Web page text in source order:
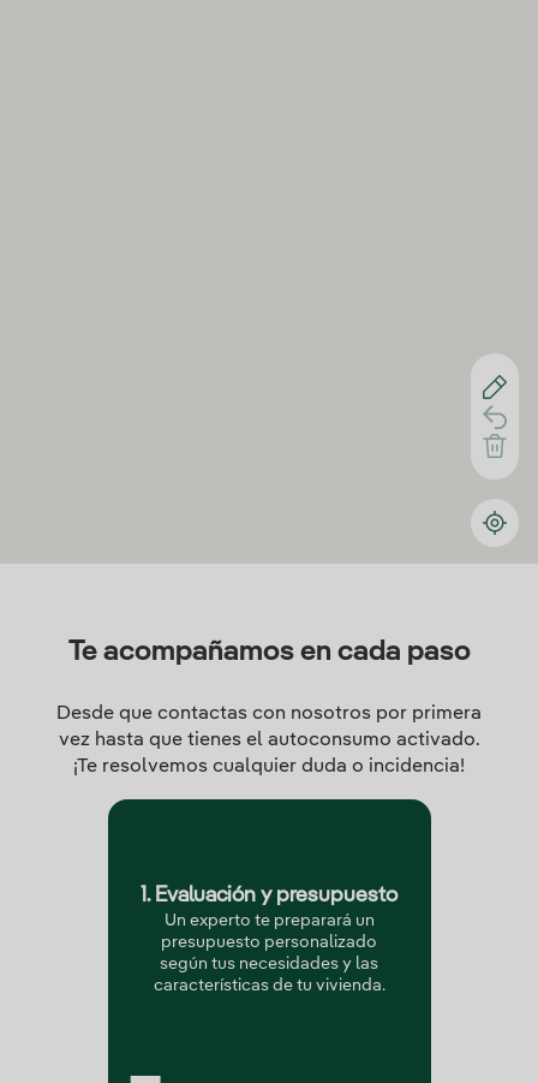
Te acompañamos en cada paso
Desde que contactas con nosotros por primera
vez hasta que tienes el autoconsumo activado.
¡Te resolvemos cualquier duda o incidencia!
1. Evaluación y presupuesto
Un experto te preparará un
presupuesto personalizado
según tus necesidades y las
características de tu vivienda.